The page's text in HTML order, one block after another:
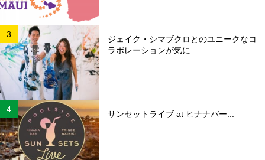
ジェイク・シマブクロとのユニークなコ
ラボレーションが気に...
サンセットライブ at ヒナナバー...